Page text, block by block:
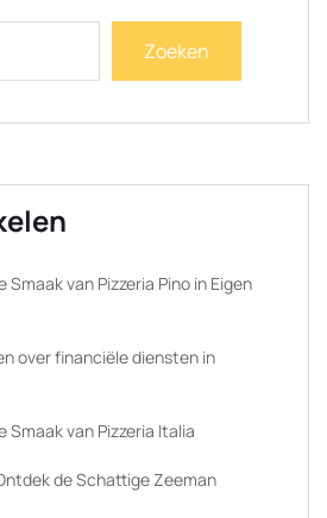
Zoeken
van Pizzeria Pino in Eigen
over financiële diensten in
van Pizzeria Italia
de Schattige Zeeman